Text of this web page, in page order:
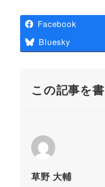
Facebook
Bluesky
この記事を
草野 大輔